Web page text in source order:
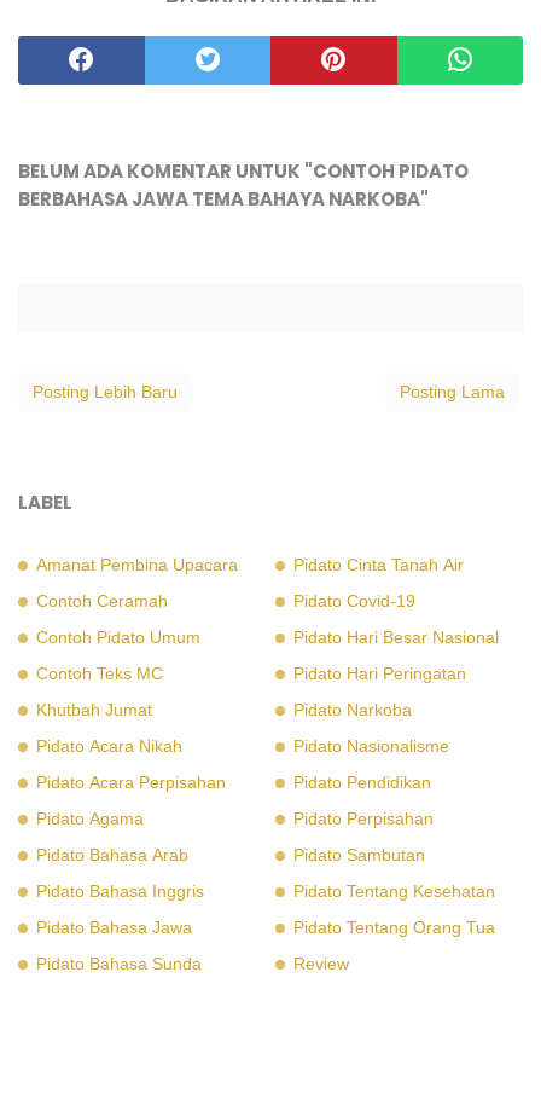
BELUM ADA KOMENTAR UNTUK "CONTOH PIDATO
BERBAHASA JAWA TEMA BAHAYA NARKOBA"
Posting Lebih Baru Posting Lama
LABEL
Amanat Pembina Upacara
Contoh Ceramah
Contoh Pidato Umum
Contoh Teks MC
Khutbah Jumat
Pidato Acara Nikah
Pidato Acara Perpisahan
Pidato Agama
Pidato Bahasa Arab
Pidato Bahasa Inggris
Pidato Bahasa Jawa
Pidato Bahasa Sunda
Pidato Cinta Tanah Air
Pidato Covid-19
Pidato Hari Besar Nasional
Pidato Hari Peringatan
Pidato Narkoba
Pidato Nasionalisme
Pidato Pendidikan
Pidato Perpisahan
Pidato Sambutan
Pidato Tentang Kesehatan
Pidato Tentang Orang Tua
Review